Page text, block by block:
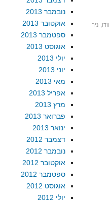
ניר
נובמבר 2013
אוקטובר 2013
ספטמבר 2013
אוגוסט 2013
יולי 2013
יוני 2013
מאי 2013
אפריל 2013
מרץ 2013
פברואר 2013
ינואר 2013
דצמבר 2012
נובמבר 2012
אוקטובר 2012
ספטמבר 2012
אוגוסט 2012
יולי 2012